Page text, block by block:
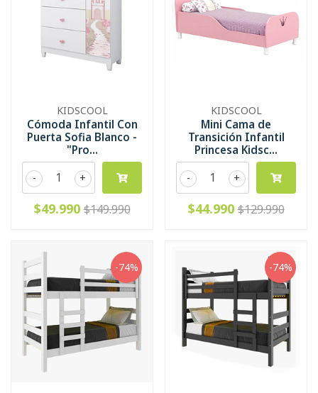
KIDSCOOL
Cómoda Infantil Con
Puerta Sofia Blanco -
"Pro...
+
-
$49.990 $149.990
KIDSCOOL
Mini Cama de
Transición Infantil
Princesa Kidsc...
+
-
$44.990 $129.990
-74% -74%